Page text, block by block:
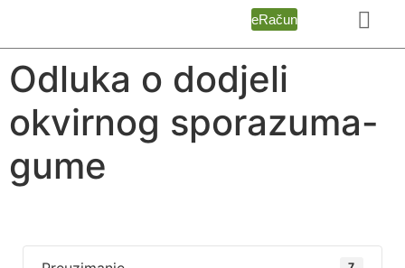
eRačun
Odluka o dodjeli
okvirnog sporazuma-
gume